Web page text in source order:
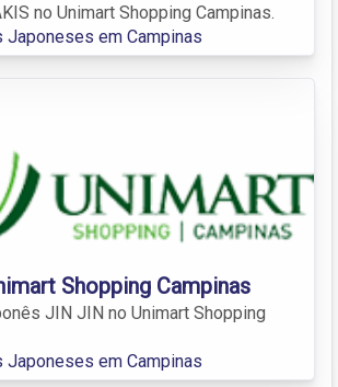
no Unimart Shopping Campinas.
Japoneses em Campinas
Shopping Campinas
JIN JIN no Unimart Shopping
Japoneses em Campinas